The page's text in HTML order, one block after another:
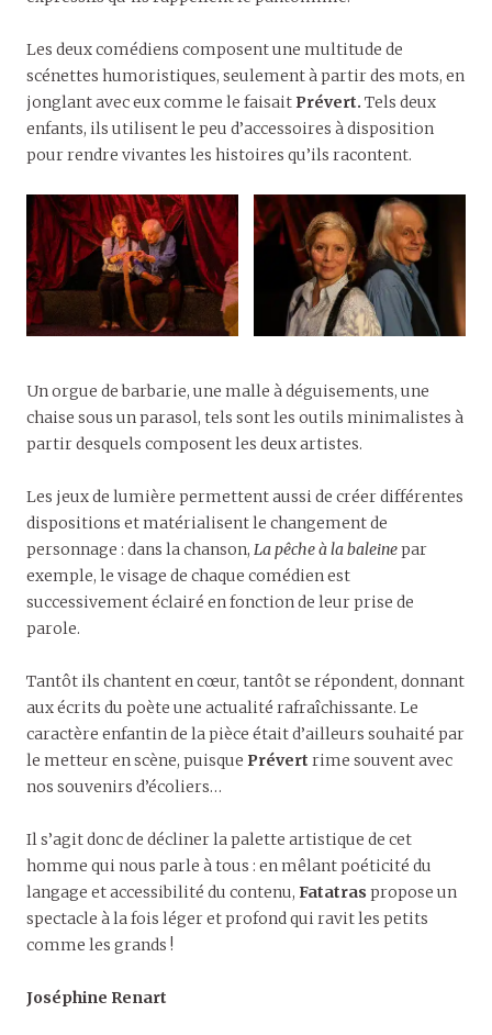
Les deux comédiens composent une multitude de
scénettes humoristiques, seulement à partir des mots, en
jonglant avec eux comme le faisait Prévert. Tels deux
enfants, ils utilisent le peu d’accessoires à disposition
pour rendre vivantes les histoires qu’ils racontent.
Un orgue de barbarie, une malle à déguisements, une
chaise sous un parasol, tels sont les outils minimalistes à
partir desquels composent les deux artistes.
Les jeux de lumière permettent aussi de créer différentes
dispositions et matérialisent le changement de
personnage : dans la chanson, La pêche à la baleinepar
exemple, le visage de chaque comédien est
successivement éclairé en fonction de leur prise de
parole.
Tantôt ils chantent en cœur, tantôt se répondent, donnant
aux écrits du poète une actualité rafraîchissante. Le
caractère enfantin de la pièce était d’ailleurs souhaité par
le metteur en scène, puisque Prévert rime souvent avec
nos souvenirs d’écoliers…
Il s’agit donc de décliner la palette artistique de cet
homme qui nous parle à tous : en mêlant poéticité du
langage et accessibilité du contenu, Fatatras propose un
spectacle à la fois léger et profond qui ravit les petits
comme les grands !
Joséphine Renart